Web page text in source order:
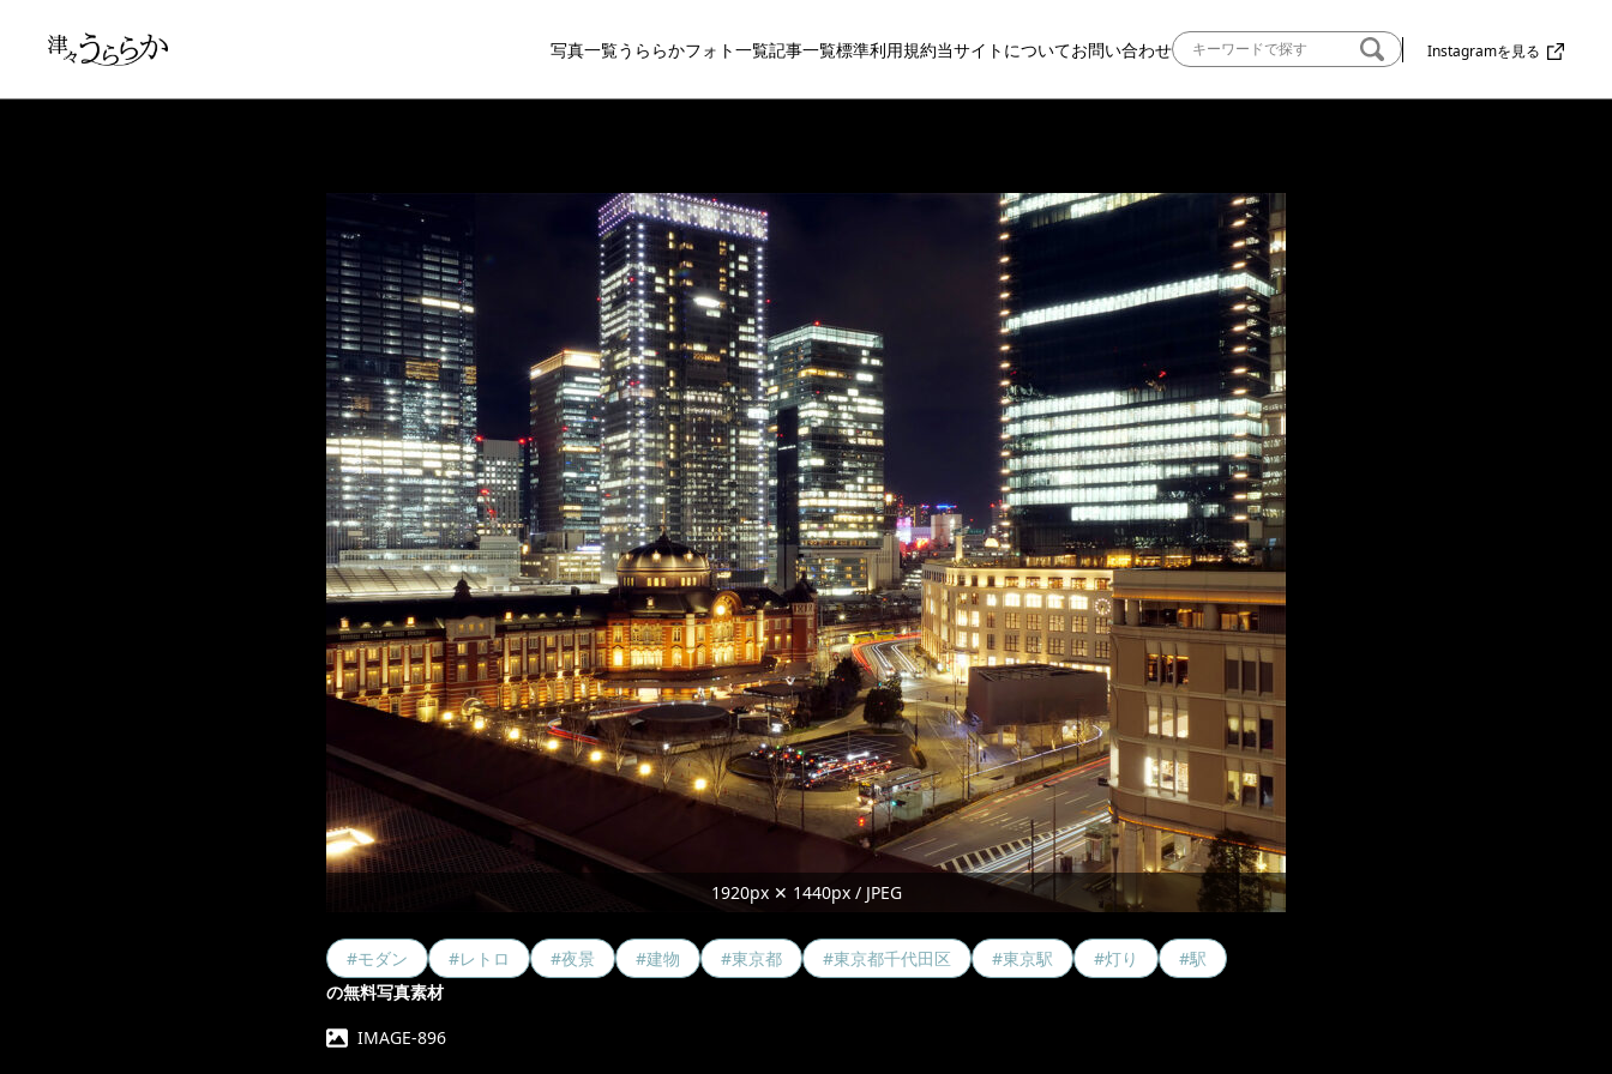
写真一覧うららかフォト一覧記事一覧標準利用規約当サイトについてお問い合わせ Instagramを見る
1920px ✕ 1440px / JPEG
#モダン #レトロ #夜景 #建物 #東京都 #東京都千代田区 #東京駅 #灯り
#駅
の無料写真素材
IMAGE-896